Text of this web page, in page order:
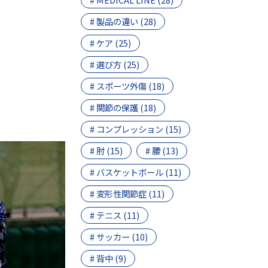
# 製品の違い (28)
# ケア (25)
# 選び方 (25)
# スポーツ外傷 (18)
# 関節の保護 (18)
# コンプレッション (15)
# 肘 (15)
# 腰 (13)
# バスケットボール (11)
# 変形性関節症 (11)
# テニス (11)
# サッカー (10)
# 背中 (9)